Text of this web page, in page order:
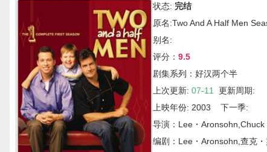
状态: 完结
原名:Two And A Half Men
别名:
评分： 9.5
剧集系列：好汉两个半
上次更新: 07-11
更新周期:
上映年份: 2003 下一季:
导演：Lee・
编剧：Lee・Aronsohn,查克